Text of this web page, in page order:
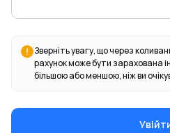
Зверніть увагу, що через
рахунок може бути зарахована
більшою або меншою, ніж ви